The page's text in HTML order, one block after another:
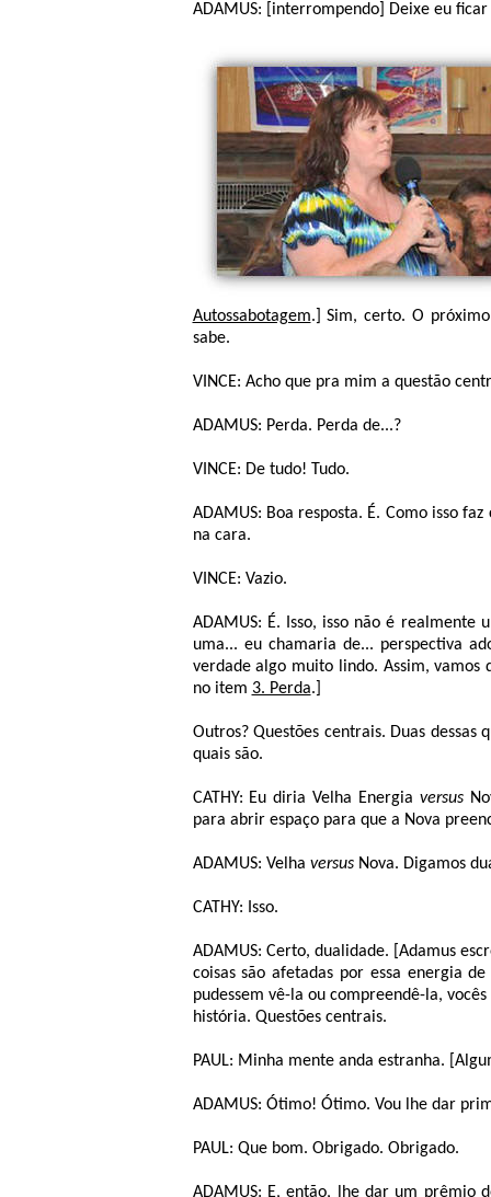
ADAMUS: [interrompendo] Deixe eu
Autossabotagem.] Sim, certo. O
sabe.
VINCE: Acho que pra mim a questão
ADAMUS: Perda. Perda de...?
VINCE: De tudo! Tudo.
ADAMUS: Boa resposta. É. Como isso
na cara.
VINCE: Vazio.
ADAMUS: É. Isso, isso não é
uma... eu chamaria de... perspectiva
verdade algo muito lindo. Assim, vamos
no item 3. Perda.]
Outros? Questões centrais. Duas
quais são.
CATHY: Eu diria Velha Energia versus
para abrir espaço para que a Nova
ADAMUS: Velha versusNova. Digamos
CATHY: Isso.
ADAMUS: Certo, dualidade. [Adamus
coisas são afetadas por essa energia
pudessem vê-la ou compreendê-la,
história. Questões centrais.
PAUL: Minha mente anda estranha.
ADAMUS: Ótimo! Ótimo. Vou lhe dar
PAUL: Que bom. Obrigado. Obrigado.
ADAMUS: E, então, lhe dar um prêmio